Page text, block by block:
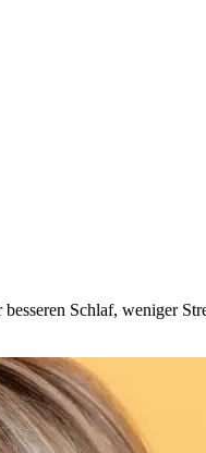
Schlaf, weniger